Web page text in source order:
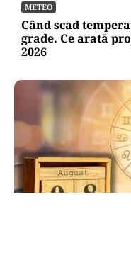
METEO
Când scad
grade. Ce arată
2026